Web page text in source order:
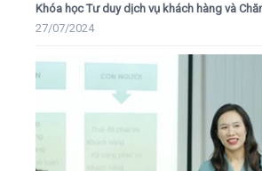
Khóa học Tư duy dịch vụ khách hàng và
27/07/2024